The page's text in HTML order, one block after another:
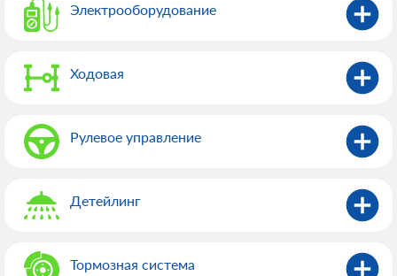
Электрооборудованиe
Ходовая
Рулевое управление
Детейлинг
Тормозная система